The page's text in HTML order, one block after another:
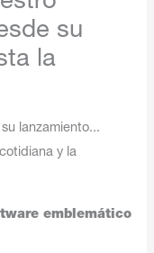
su
la
lanzamiento...
y la
emblemático